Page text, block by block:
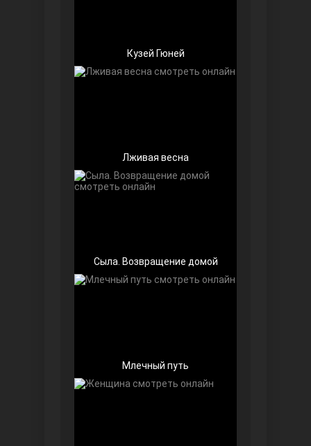
Беззащитные
Кузей Гюней
Лживая весна
Сыла. Возвращение домой
Млечный путь